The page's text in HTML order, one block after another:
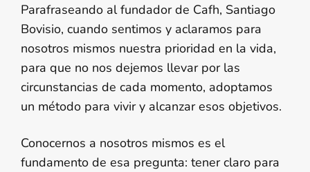
Parafraseando al fundador de Cafh, Santiago
Bovisio, cuando sentimos y aclaramos para
nosotros mismos nuestra prioridad en la vida,
para que no nos dejemos llevar por las
circunstancias de cada momento, adoptamos
un método para vivir y alcanzar esos objetivos.
Conocernos a nosotros mismos es el
fundamento de esa pregunta: tener claro para